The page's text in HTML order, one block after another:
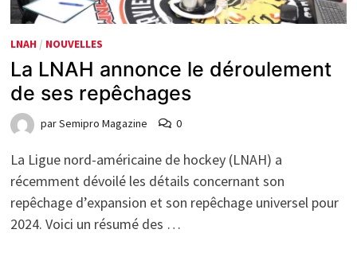
LNAH / NOUVELLES
La LNAH annonce le déroulement
de ses repêchages
parSemipro Magazine 0
La Ligue nord-américaine de hockey (LNAH) a
récemment dévoilé les détails concernant son
repêchage d’expansion et son repêchage universel pour
2024. Voici un résumé des …